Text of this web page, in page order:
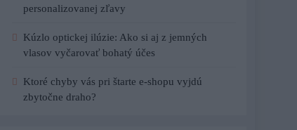
personalizovanej zľavy
Kúzlo optickej ilúzie: Ako si aj z jemných
vlasov vyčarovať bohatý účes
Ktoré chyby vás pri štarte e-shopu vyjdú
zbytočne draho?